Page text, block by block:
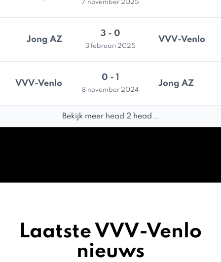
7 november 2025
Jong AZ
3 - 0
3 februari 2025
VVV-Venlo
VVV-Venlo
0 - 1
8 november 2024
Jong AZ
Bekijk meer head 2 head...
Laatste VVV-Venlo
nieuws